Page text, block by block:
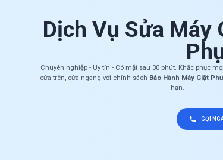
Dịch Vụ Sửa Máy
Chuyên nghiệp - Uy tín - Có mặt sau 30 phút. Khắc phục
cửa trên, cửa ngang với chính sách Bảo Hành Máy Giặt
hạn.
GỌI